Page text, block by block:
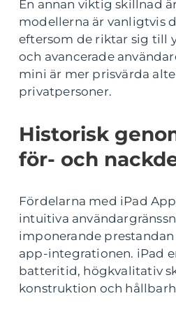
En annan viktig skillnad
modellerna är vanligtvis
eftersom de riktar sig till
och avancerade
mini är mer prisvärda
privatpersoner.
Historisk
för- och
Fördelarna med iPad
intuitiva
imponerande
app-integrationen. iPad
batteritid, högkvalitativ
konstruktion och